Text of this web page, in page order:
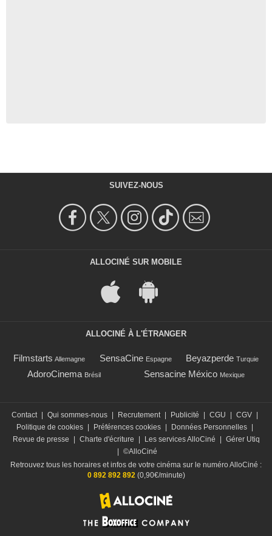
SUIVEZ-NOUS
ALLOCINÉ SUR MOBILE
ALLOCINÉ À L'ÉTRANGER
Filmstarts Allemagne SensaCine Espagne Beyazperde Turquie
AdoroCinema Brésil Sensacine México Mexique
Contact Qui sommes-nous Recrutement Publicité CGU CGV
Politique de cookies
Préférences cookies Données Personnelles
Revue de presse
Charte d'écriture Les services AlloCiné
Gérer Utiq
©AlloCiné
Retrouvez tous les horaires et infos de votre cinéma sur le numéro AlloCiné :
0 892 892 892(0,90€/minute)